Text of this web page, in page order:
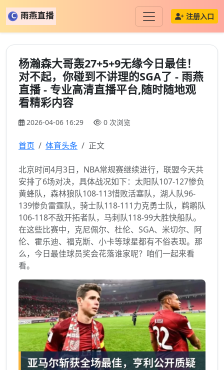
注册入口
杨瀚森大哥轰27+5+9无缘今日最佳！
对不起，你碰到不讲理的SGA了 - 雨燕
直播 - 专业高清直播平台,随时随地观
看精彩内容
2026-04-06 16:29 0 次浏览
首页 体育头条 正文
北京时间4月3日，NBA常规赛继续进行，联盟今天共
安排了6场对决，具体战况如下：太阳队107-127惨负
黄蜂队，森林狼队108-113惜败活塞队，湖人队96-
139惨负雷霆队，骑士队118-111力克勇士队，鹈鹕队
106-118不敌开拓者队，马刺队118-99大胜快船队。
在这些比赛中，克尼佩尔、杜伦、SGA、米切尔、阿
伦、霍乐迪、福克斯、小卡等球星都有不俗表现。那
么，今日最佳球员奖会花落谁家呢？咱们一起来看
看。